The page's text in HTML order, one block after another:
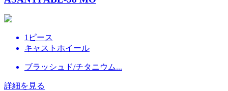
1ピース
キャストホイール
ブラッシュド/チタニウム...
詳細を見る